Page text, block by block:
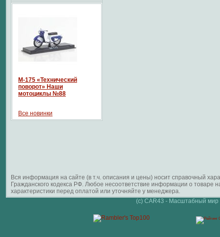
М-175 «Технический
поворот» Наши
мотоциклы №88
Все новинки
Вся информация на сайте (в т.ч. описания и цены) носит справочный
Гражданского кодекса РФ. Любое несоответствие информации о
характеристики перед оплатой или уточняйте у менеджера.
(c) CAR43 - Масштабный мир